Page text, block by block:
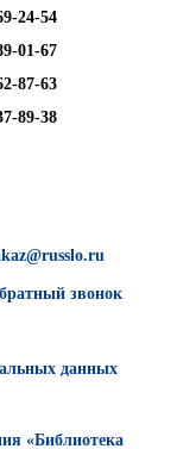
24-54
01-67
87-63
89-38
звонок
данных
«Библиотека